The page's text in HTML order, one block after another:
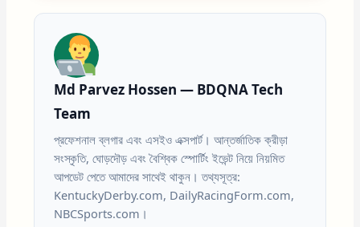
Md Parvez Hossen — BDQNA Tech
Team
প্রফেশনাল ব্লগার এবং এসইও এক্সপার্ট। আন্তর্জাতিক ক্রীড়া
সংস্কৃতি, ঘোড়দৌড় এবং বৈশ্বিক স্পোর্টিং ইভেন্ট নিয়ে নিয়মিত
আপডেট পেতে আমাদের সাথেই থাকুন। তথ্যসূত্র:
KentuckyDerby.com, DailyRacingForm.com,
NBCSports.com।